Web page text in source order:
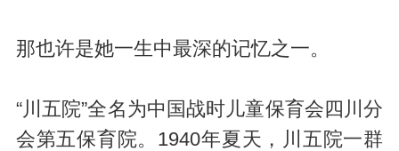
那也许是她一生中最深的记忆之一。
“川五院”全名为中国战时儿童保育会四川分
会第五保育院。1940年夏天，川五院一群